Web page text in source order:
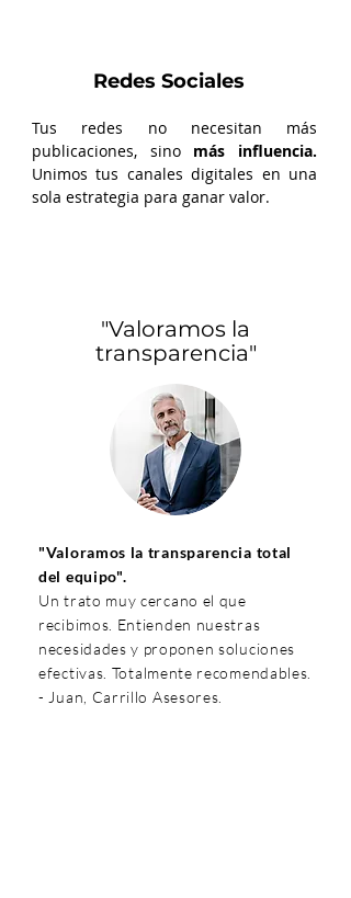
Tus redes no necesitan más
publicaciones, sino más influencia.
Unimos tus canales digitales en una
sola estrategia para ganar valor.
Redes Sociales
"Valoramos la
transparencia"
"Valoramos la transparencia total
del equipo".
Un trato muy cercano el que
recibimos. Entienden nuestras
necesidades y proponen soluciones
efectivas. Totalmente recomendables.
- Juan, Carrillo Asesores.